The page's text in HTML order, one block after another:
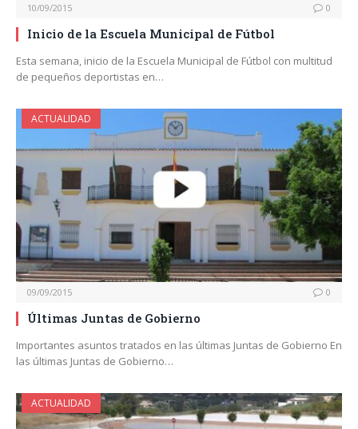
10/09/2015 0
Inicio de la Escuela Municipal de Fútbol
Esta semana, inicio de la Escuela Municipal de Fútbol con multitud
de pequeños deportistas en…
ACTUALIDAD
09/09/2015 0
Últimas Juntas de Gobierno
Importantes asuntos tratados en las últimas Juntas de Gobierno En
las últimas Juntas de Gobierno…
ACTUALIDAD